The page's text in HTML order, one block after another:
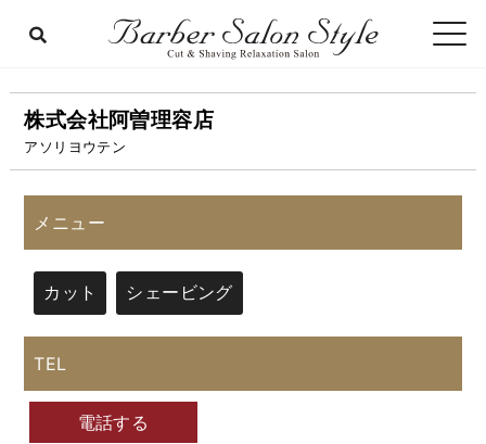
株式会社阿曽理容店
アソリヨウテン
メニュー
カット シェービング
TEL
電話する